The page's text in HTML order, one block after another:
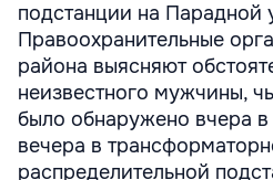
подстанции на Парадной
Правоохранительные
района выясняют
неизвестного мужчины,
было обнаружено вчера
вечера в
распределительной